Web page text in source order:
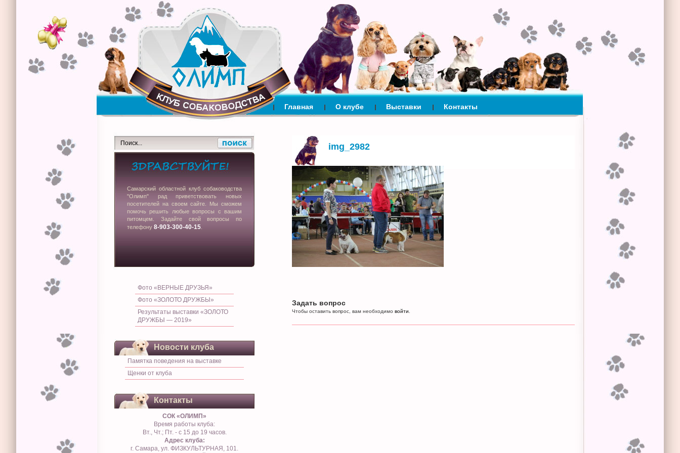
Главная О клубе Выставки Контакты
Самарский областной клуб собаководства
"Олимп" рад приветствовать новых
посетителей на своем сайте. Мы сможем
помочь решить любые вопросы с вашим
питомцем. Задайте свой вопросы по
телефону 8-903-300-40-15
Фото «ВЕРНЫЕ ДРУЗЬЯ»
Фото «ЗОЛОТО ДРУЖБЫ»
Результаты выставки «ЗОЛОТО
ДРУЖБЫ — 2019»
Новости клуба
Памятка поведения на выставке
Щенки от клуба
Контакты
СОК «ОЛИМП»
Время работы клуба:
Вт., Чт.; Пт. - с 15 до 19 часов.
Адрес клуба:
г. Самара, ул. ФИЗКУЛЬТУРНАЯ, 101.
img_2982
Задать вопрос
Чтобы оставить вопрос, вам необходимо войти